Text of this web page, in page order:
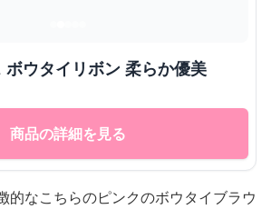
ボウタイリボン 柔らか優美
商品の詳細を見る
的なこちらのピンクのボウタイブラウ